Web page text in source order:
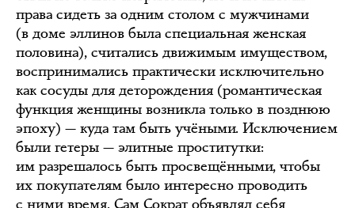
права сидеть за одним столом с мужчинами
(в доме эллинов была специальная женская
половина), считались движимым имуществом,
воспринимались практически исключительно
как сосуды для деторождения (романтическая
функция женщины возникла только в позднюю
эпоху) — куда там быть учёными. Исключением
были гетеры — элитные проститутки:
им разрешалось быть просвещёнными, чтобы
их покупателям было интересно проводить
с ними время. Сам Сократ объявлял себя